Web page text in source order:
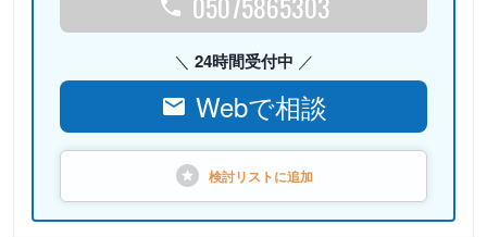
24時間受付中
Webで相談
検討リストに追加